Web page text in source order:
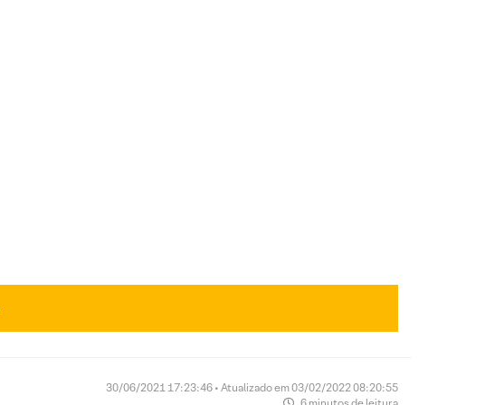
30/06/2021 17:23:46 • Atualizado em 03/02/2022 08:20:55